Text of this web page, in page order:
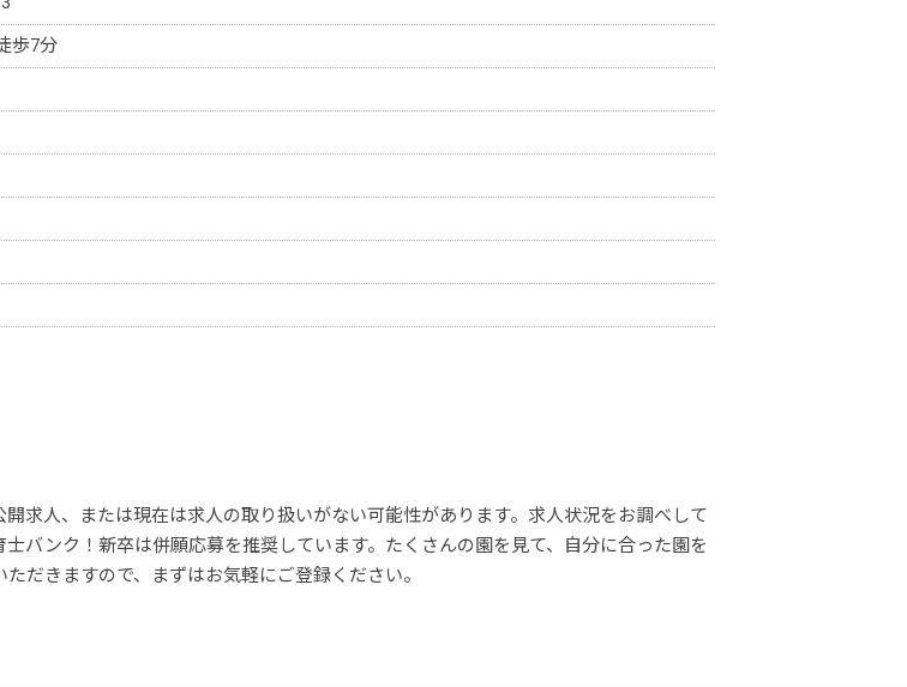
歩7分
求人、または現在は求人の取り扱いがない可能性があります。求人状況をお調べして
バンク！新卒は併願応募を推奨しています。たくさんの園を見て、自分に合った園を
だきますので、まずはお気軽にご登録ください。